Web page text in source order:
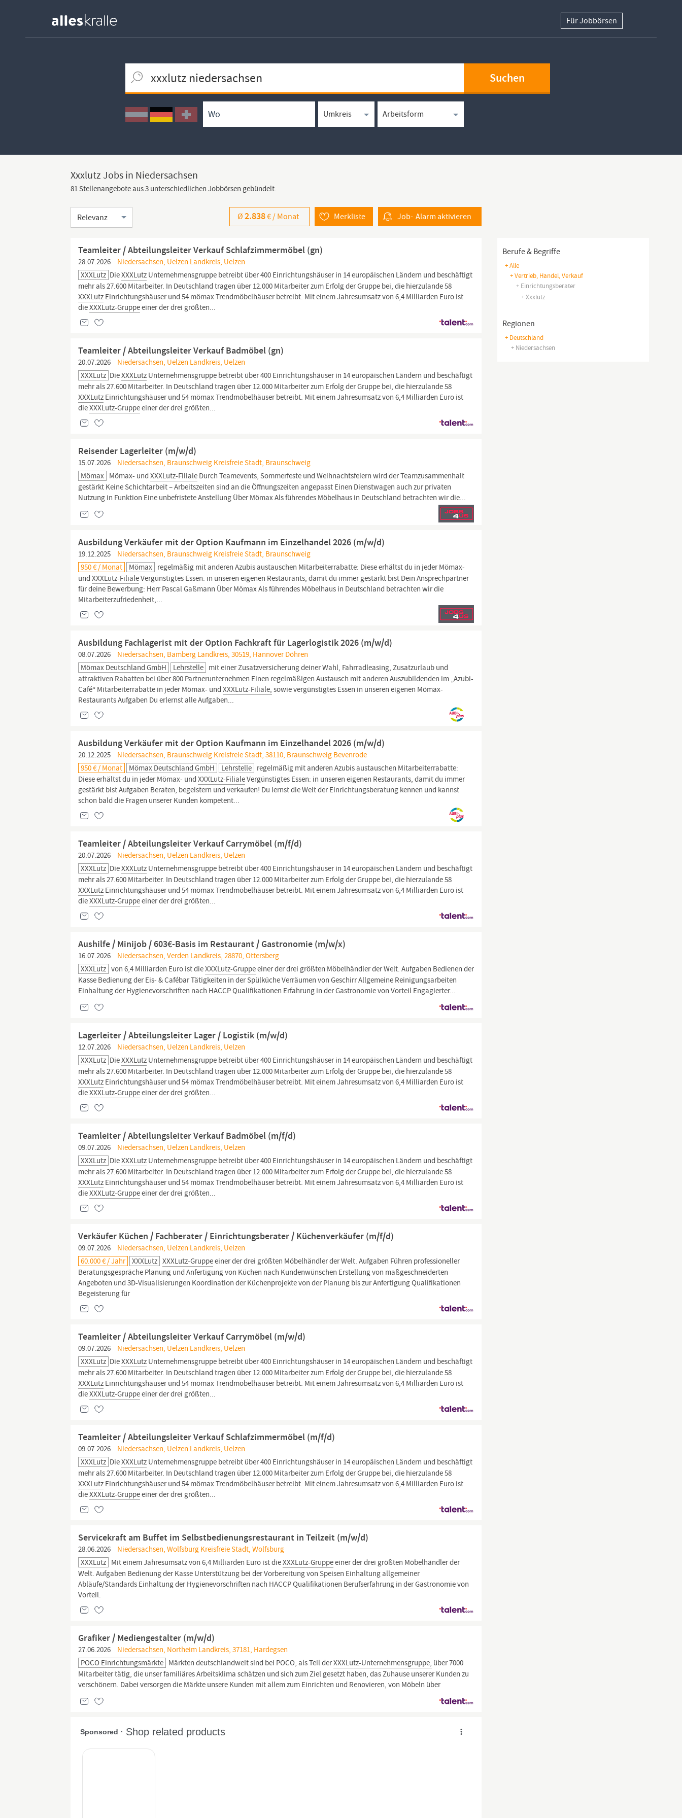
Für Jobbörsen
Ortssuche
Umkreissuche
Arbeitsform
Berufe & Begriffe
+ Alle
+ Vertrieb, Handel, Verkauf
+ Einrichtungsberater
+ Xxxlutz
Regionen
+ Deutschland
+ Niedersachsen
Xxxlutz Jobs in Niedersachsen
81 Stellenangebote aus 3 unterschiedlichen Jobbörsen gebündelt.
Sortierung Job- Alarmaktivieren
Merkliste
Ø2.838€ / Monat
Teamleiter / Abteilungsleiter Verkauf Schlafzimmermöbel (gn)
28.07.2026
Niedersachsen, Uelzen Landkreis, Uelzen
XXXLutz DieXXXLutz Unternehmensgruppe betreibt über 400 Einrichtungshäuser in 14 europäischen Ländern und beschäftigt
mehr als 27.600 Mitarbeiter. In Deutschland tragen über 12.000 Mitarbeiter zum Erfolg der Gruppe bei, die hierzulande 58
XXXLutz Einrichtungshäuser und 54 mömax Trendmöbelhäuser betreibt. Mit einem Jahresumsatz von 6,4 Milliarden Euro ist
dieXXXLutz-Gruppeeiner der drei größten...
Teamleiter / Abteilungsleiter Verkauf Badmöbel (gn)
20.07.2026
Niedersachsen, Uelzen Landkreis, Uelzen
XXXLutz DieXXXLutz Unternehmensgruppe betreibt über 400 Einrichtungshäuser in 14 europäischen Ländern und beschäftigt
mehr als 27.600 Mitarbeiter. In Deutschland tragen über 12.000 Mitarbeiter zum Erfolg der Gruppe bei, die hierzulande 58
XXXLutz Einrichtungshäuser und 54 mömax Trendmöbelhäuser betreibt. Mit einem Jahresumsatz von 6,4 Milliarden Euro ist
dieXXXLutz-Gruppeeiner der drei größten...
Reisender Lagerleiter (m/w/d)
15.07.2026
Niedersachsen, Braunschweig Kreisfreie Stadt, Braunschweig
Mömax Mömax- undXXXLutz-Filiale Durch Teamevents, Sommerfeste und Weihnachtsfeiern wird der Teamzusammenhalt
gestärkt Keine Schichtarbeit – Arbeitszeiten sind an die Öffnungszeiten angepasst Einen Dienstwagen auch zur privaten
Nutzung in Funktion Eine unbefristete Anstellung Über Mömax Als führendes Möbelhaus in Deutschland betrachten wir die...
Ausbildung Verkäufer mit der Option Kaufmann im Einzelhandel 2026 (m/w/d)
19.12.2025
Niedersachsen, Braunschweig Kreisfreie Stadt, Braunschweig
950 € / Monat
Mömax regelmäßig mit anderen Azubis austauschen Mitarbeiterrabatte: Diese erhältst du in jeder Mömax-
undXXXLutz-FilialeVergünstigtes Essen: in unseren eigenen Restaurants, damit du immer gestärkt bist Dein Ansprechpartner
für deine Bewerbung: Herr Pascal Gaßmann Über Mömax Als führendes Möbelhaus in Deutschland betrachten wir die
Mitarbeiterzufriedenheit,...
Ausbildung Fachlagerist mit der Option Fachkraft für Lagerlogistik 2026 (m/w/d)
08.07.2026
Niedersachsen, Bamberg Landkreis, 30519, Hannover Döhren
Mömax Deutschland GmbH
Lehrstelle mit einer Zusatzversicherung deiner Wahl, Fahrradleasing, Zusatzurlaub und
attraktiven Rabatten bei über 800 Partnerunternehmen Einen regelmäßigen Austausch mit anderen Auszubildenden im „Azubi-
Café“ Mitarbeiterrabatte in jeder Mömax- undXXXLutz-Filiale, sowie vergünstigtes Essen in unseren eigenen Mömax-
Restaurants Aufgaben Du erlernst alle Aufgaben...
Ausbildung Verkäufer mit der Option Kaufmann im Einzelhandel 2026 (m/w/d)
20.12.2025
Niedersachsen, Braunschweig Kreisfreie Stadt, 38110, Braunschweig Bevenrode
950 € / Monat
Mömax Deutschland GmbH Lehrstelle regelmäßig mit anderen Azubis austauschen Mitarbeiterrabatte:
Diese erhältst du in jeder Mömax- undXXXLutz-FilialeVergünstigtes Essen: in unseren eigenen Restaurants, damit du immer
gestärkt bist Aufgaben Beraten, begeistern und verkaufen! Du lernst die Welt der Einrichtungsberatung kennen und kannst
schon bald die Fragen unserer Kunden kompetent...
Teamleiter / Abteilungsleiter Verkauf Carrymöbel (m/f/d)
20.07.2026
Niedersachsen, Uelzen Landkreis, Uelzen
XXXLutz DieXXXLutz Unternehmensgruppe betreibt über 400 Einrichtungshäuser in 14 europäischen Ländern und beschäftigt
mehr als 27.600 Mitarbeiter. In Deutschland tragen über 12.000 Mitarbeiter zum Erfolg der Gruppe bei, die hierzulande 58
XXXLutz Einrichtungshäuser und 54 mömax Trendmöbelhäuser betreibt. Mit einem Jahresumsatz von 6,4 Milliarden Euro ist
dieXXXLutz-Gruppeeiner der drei größten...
Aushilfe / Minijob / 603€-Basis im Restaurant / Gastronomie (m/w/x)
16.07.2026
Niedersachsen, Verden Landkreis, 28870, Ottersberg
XXXLutz von 6,4 Milliarden Euro ist dieXXXLutz-Gruppeeiner der drei größten Möbelhändler der Welt. Aufgaben Bedienen der
Kasse Bedienung der Eis- & Cafébar Tätigkeiten in der Spülküche Verräumen von Geschirr Allgemeine Reinigungsarbeiten
Einhaltung der Hygienevorschriften nach HACCP Qualifikationen Erfahrung in der Gastronomie von Vorteil Engagierter...
Lagerleiter / Abteilungsleiter Lager / Logistik (m/w/d)
12.07.2026
Niedersachsen, Uelzen Landkreis, Uelzen
XXXLutz DieXXXLutz Unternehmensgruppe betreibt über 400 Einrichtungshäuser in 14 europäischen Ländern und beschäftigt
mehr als 27.600 Mitarbeiter. In Deutschland tragen über 12.000 Mitarbeiter zum Erfolg der Gruppe bei, die hierzulande 58
XXXLutz Einrichtungshäuser und 54 mömax Trendmöbelhäuser betreibt. Mit einem Jahresumsatz von 6,4 Milliarden Euro ist
dieXXXLutz-Gruppeeiner der drei größten...
Teamleiter / Abteilungsleiter Verkauf Badmöbel (m/f/d)
09.07.2026
Niedersachsen, Uelzen Landkreis, Uelzen
XXXLutz DieXXXLutz Unternehmensgruppe betreibt über 400 Einrichtungshäuser in 14 europäischen Ländern und beschäftigt
mehr als 27.600 Mitarbeiter. In Deutschland tragen über 12.000 Mitarbeiter zum Erfolg der Gruppe bei, die hierzulande 58
XXXLutz Einrichtungshäuser und 54 mömax Trendmöbelhäuser betreibt. Mit einem Jahresumsatz von 6,4 Milliarden Euro ist
dieXXXLutz-Gruppeeiner der drei größten...
Verkäufer Küchen / Fachberater / Einrichtungsberater / Küchenverkäufer (m/f/d)
09.07.2026
Niedersachsen, Uelzen Landkreis, Uelzen
60.000 € / Jahr
XXXLutz XXXLutz-Gruppeeiner der drei größten Möbelhändler der Welt. Aufgaben Führen professioneller
Beratungsgespräche Planung und Anfertigung von Küchen nach Kundenwünschen Erstellung von maßgeschneiderten
Angeboten und 3D-Visualisierungen Koordination der Küchenprojekte von der Planung bis zur Anfertigung Qualifikationen
Begeisterung für
Teamleiter / Abteilungsleiter Verkauf Carrymöbel (m/w/d)
09.07.2026
Niedersachsen, Uelzen Landkreis, Uelzen
XXXLutz DieXXXLutz Unternehmensgruppe betreibt über 400 Einrichtungshäuser in 14 europäischen Ländern und beschäftigt
mehr als 27.600 Mitarbeiter. In Deutschland tragen über 12.000 Mitarbeiter zum Erfolg der Gruppe bei, die hierzulande 58
XXXLutz Einrichtungshäuser und 54 mömax Trendmöbelhäuser betreibt. Mit einem Jahresumsatz von 6,4 Milliarden Euro ist
dieXXXLutz-Gruppeeiner der drei größten...
Teamleiter / Abteilungsleiter Verkauf Schlafzimmermöbel (m/f/d)
09.07.2026
Niedersachsen, Uelzen Landkreis, Uelzen
XXXLutz DieXXXLutz Unternehmensgruppe betreibt über 400 Einrichtungshäuser in 14 europäischen Ländern und beschäftigt
mehr als 27.600 Mitarbeiter. In Deutschland tragen über 12.000 Mitarbeiter zum Erfolg der Gruppe bei, die hierzulande 58
XXXLutz Einrichtungshäuser und 54 mömax Trendmöbelhäuser betreibt. Mit einem Jahresumsatz von 6,4 Milliarden Euro ist
dieXXXLutz-Gruppeeiner der drei größten...
Servicekraft am Buffet im Selbstbedienungsrestaurant in Teilzeit (m/w/d)
28.06.2026
Niedersachsen, Wolfsburg Kreisfreie Stadt, Wolfsburg
XXXLutz Mit einem Jahresumsatz von 6,4 Milliarden Euro ist dieXXXLutz-Gruppeeiner der drei größten Möbelhändler der
Welt. Aufgaben Bedienung der Kasse Unterstützung bei der Vorbereitung von Speisen Einhaltung allgemeiner
Abläufe/Standards Einhaltung der Hygienevorschriften nach HACCP Qualifikationen Berufserfahrung in der Gastronomie von
Vorteil.
Grafiker / Mediengestalter (m/w/d)
27.06.2026
Niedersachsen, Northeim Landkreis, 37181, Hardegsen
POCO Einrichtungsmärkte Märkten deutschlandweit sind bei POCO, als Teil derXXXLutz-Unternehmensgruppe, über 7000
Mitarbeiter tätig, die unser familiäres Arbeitsklima schätzen und sich zum Ziel gesetzt haben, das Zuhause unserer Kunden zu
verschönern. Dabei versorgen die Märkte unsere Kunden mit allem zum Einrichten und Renovieren, von Möbeln über